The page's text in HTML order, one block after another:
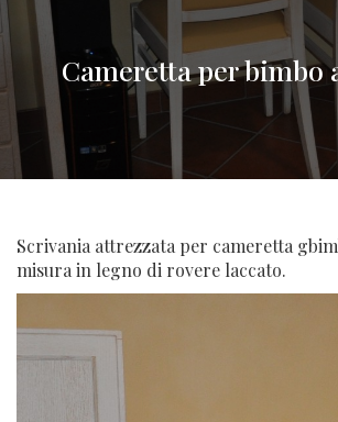
Cameretta per bimbo
Scrivania attrezzata per cameretta
misura in legno di rovere laccato.